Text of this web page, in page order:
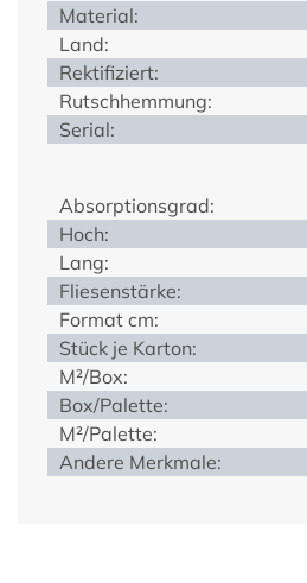
Material:
Land:
Rektifiziert:
Rutschhemmung:
Serial:
Absorptionsgrad:
Hoch:
Lang:
Fliesenstärke:
Format cm:
Stück je Karton:
M²/Box:
Box/Palette:
M²/Palette:
Andere Merkmale: